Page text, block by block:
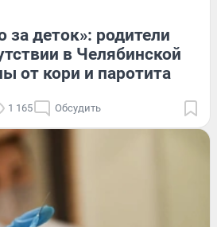
за деток»: родители
в Челябинской
от кори и паротита
1 165 Обсудить